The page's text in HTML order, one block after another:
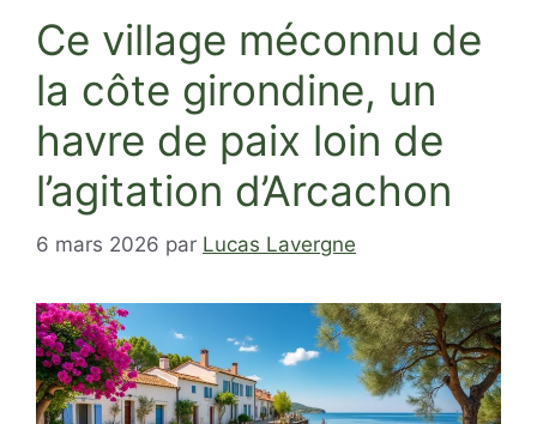
Ce village méconnu de
la côte girondine, un
havre de paix loin de
l’agitation d’Arcachon
6 mars 2026 par Lucas Lavergne